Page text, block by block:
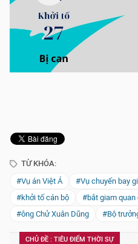
TỪ KHÓA:
#Vụ án Việt Á
#Vụ chuyến bay
#khởi tố cán bộ
#bắt giam
#ông Chử Xuân Dũng
#Bộ
CHỦ ĐỀ : TIÊU ĐIỂM THỜI SỰ